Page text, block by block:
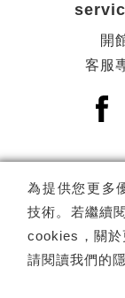
為提供您更多
技術。若繼續
cookies，關於
請閱讀我們的
開
客服
電子報訂閱
Copyright © 國家